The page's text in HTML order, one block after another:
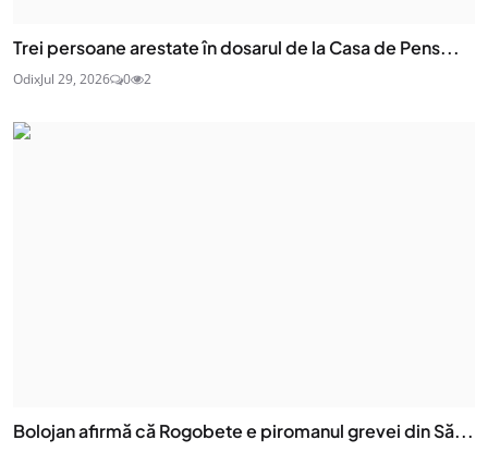
Trei persoane arestate în dosarul de la Casa de Pens...
OdixJul 29, 2026 0 2
Bolojan afirmă că Rogobete e piromanul grevei din Să...